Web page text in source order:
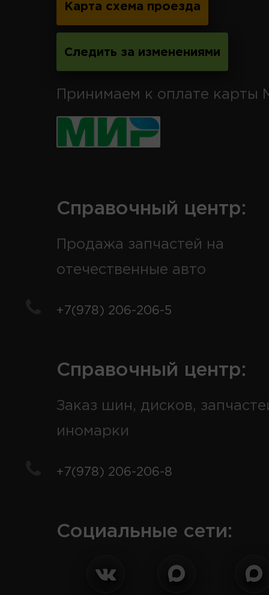
Карта схема проезда
Следить за изменениями
Принимаем к оплате карты
Справочный центр:
Продажа запчастей на
отечественные авто
+7(978) 206-206-5
Справочный центр:
Заказ шин, дисков,
иномарки
+7(978) 206-206-8
Социальные сети: